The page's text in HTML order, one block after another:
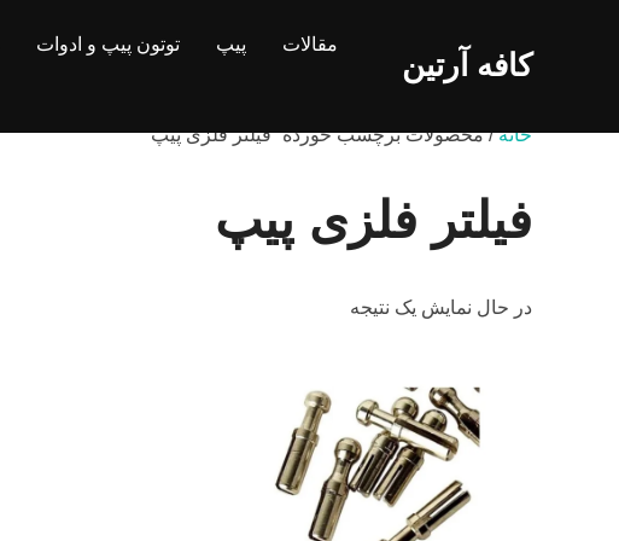
کافه آرتین
مقالات پیپ توتون پیپ و ادوات
خانه/ محصولات برچسب خورده “فیلتر فلزی پیپ”
فیلتر فلزی پیپ
در حال نمایش یک نتیجه